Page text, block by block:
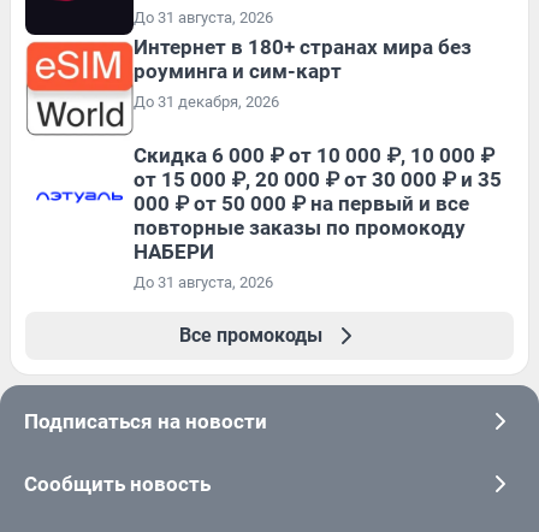
До 31 августа, 2026
Интернет в 180+ странах мира без
роуминга и сим-карт
До 31 декабря, 2026
Скидка 6 000 ₽ от 10 000 ₽, 10 000 ₽
от 15 000 ₽, 20 000 ₽ от 30 000 ₽ и 35
000 ₽ от 50 000 ₽ на первый и все
повторные заказы по промокоду
НАБЕРИ
До 31 августа, 2026
Все промокоды
Подписаться на новости
Сообщить новость